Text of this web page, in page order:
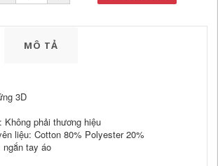
MÔ TẢ
3D
Không phải thương hiệu
liệu: Cotton 80% Polyester 20%
ngắn tay áo